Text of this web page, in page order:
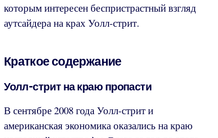
которым интересен беспристрастный взгляд
аутсайдера на крах Уолл-стрит.
Краткое содержание
Уолл-стрит на краю пропасти
В сентябре 2008 года Уолл-стрит и
американская экономика оказались на краю